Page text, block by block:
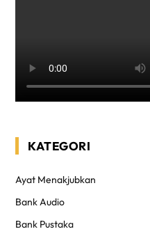
KATEGORI
Ayat Menakjubkan
Bank Audio
Bank Pustaka